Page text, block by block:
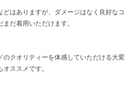
どはありますが、ダメージはなく良好なコ
だ着用いただけます。
のクオリティーを体感していただける大変
ススメです。